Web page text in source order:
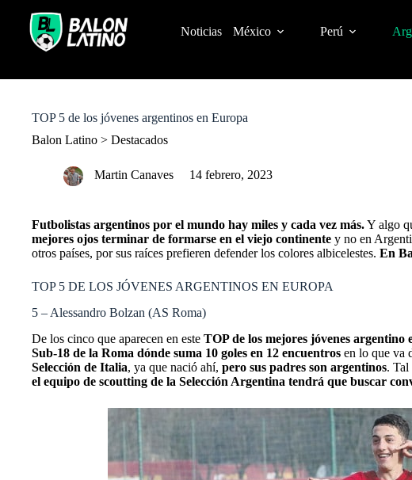
o
Noticias México Perú
TOP 5 de los jóvenes argentinos en Europa
Balon Latino > Destacados
Martin Canaves 14 febrero, 2023
Futbolistas argentinos por el mundo hay miles y cada vez más.Y algo
mejores ojos terminar de formarse en el viejo continente y no en
otros países, por sus raíces prefieren defender los colores albicelestes. En
TOP 5 DE LOS JÓVENES ARGENTINOS EN EUROPA
5 – Alessandro Bolzan (AS Roma)
De los cinco que aparecen en este TOP de los mejores jóvenes argentino
Sub-18 de la Roma dónde suma 10 goles en 12 encuentros en lo que va
Selección de Italia, ya que nació ahí, pero sus padres son argentinos. Tal
el equipo de scoutting de la Selección Argentina tendrá que buscar